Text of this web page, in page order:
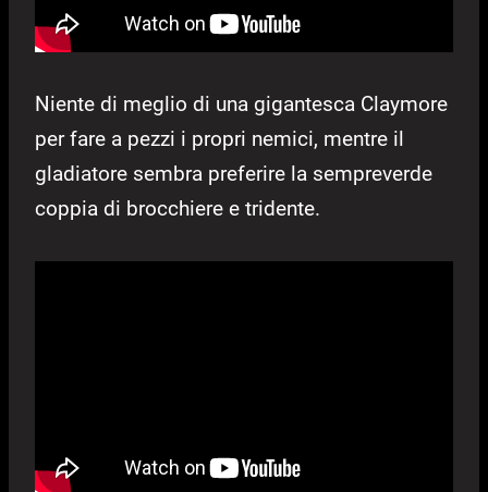
Niente di meglio di una gigantesca Claymore
per fare a pezzi i propri nemici, mentre il
gladiatore sembra preferire la sempreverde
coppia di brocchiere e tridente.